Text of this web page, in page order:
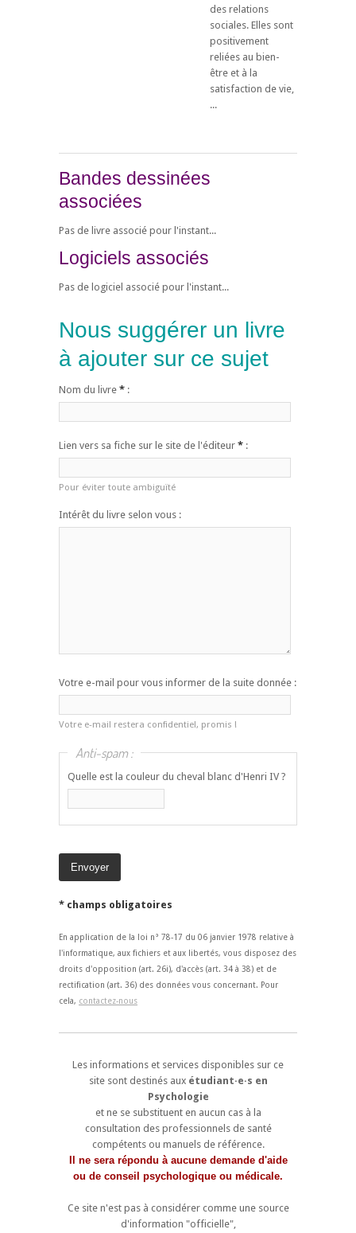
des relations
sociales. Elles sont
positivement
reliées au bien-
être et à la
satisfaction de vie,
...
Bandes dessinées
associées
Pas de livre associé pour l'instant...
Logiciels associés
Pas de logiciel associé pour l'instant...
Nous suggérer un livre
à ajouter sur ce sujet
Nom du livre * :
Lien vers sa fiche sur le site de l'éditeur * :
Pour éviter toute ambiguïté
Intérêt du livre selon vous :
Votre e-mail pour vous informer de la suite donnée :
Votre e-mail restera confidentiel, promis !
Anti-spam :
Quelle est la couleur du cheval blanc d'Henri IV ?
* champs obligatoires
En application de la loi n° 78-17 du 06 janvier 1978 relative à
l'informatique, aux fichiers et aux libertés, vous disposez des
droits d'opposition (art. 26i), d'accès (art. 34 à 38) et de
rectification (art. 36) des données vous concernant. Pour
cela, contactez-nous
Les informations et services disponibles sur ce
site sont destinés aux étudiant·e·s en
Psychologie
et ne se substituent en aucun cas à la
consultation des professionnels de santé
compétents ou manuels de référence.
Il ne sera répondu à aucune demande d'aide
ou de conseil psychologique ou médicale.
Ce site n'est pas à considérer comme une source
d'information "officielle",